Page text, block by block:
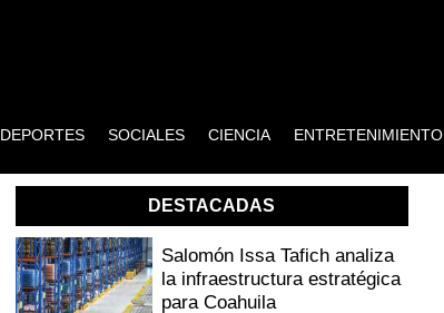
DEPORTES SOCIALES CIENCIA ENTRETENIMIENTO
DESTACADAS
Salomón Issa Tafich analiza
la infraestructura estratégica
para Coahuila